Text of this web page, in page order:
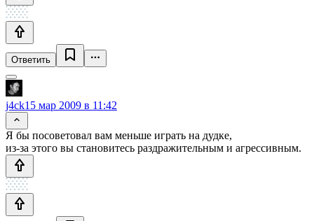
Ответить
j4ck15 мар 2009 в 11:42
Я бы посоветовал вам меньше играть на дудке,
из-за этого вы становитесь раздражительным и агрессивным.